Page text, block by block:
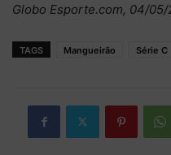
Globo Esporte.com, 04/05/
TAGS Mangueirão Série C